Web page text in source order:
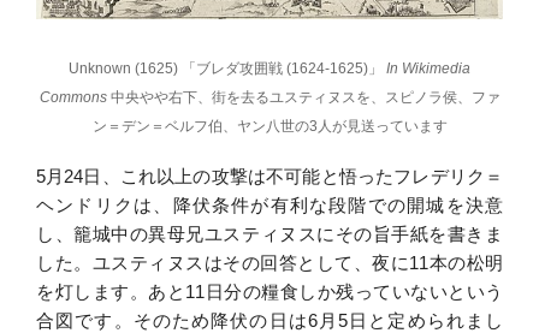
Unknown (1625) 「ブレダ攻囲戦 (1624-1625)」
In Wikimedia
Commons中央やや右下、街を去るユスティヌスを、スピノラ侯、ファ
ン＝デン＝ベルフ伯、ヤン八世の3人が見送っています
5月24日、これ以上の攻撃は不可能と悟ったフレデリク＝
ヘンドリクは、降伏条件が有利な段階での開城を決意
し、籠城中の異母兄ユスティヌスにその旨手紙を書きま
した。ユスティヌスはその回答として、夜に11本の松明
を灯します。あと11日分の糧食しか残っていないという
合図です。そのため降伏の日は6月5日と定められまし